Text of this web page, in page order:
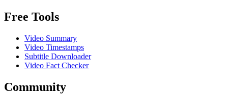
Free Tools
Video Summary
Video Timestamps
Subtitle Downloader
Video Fact Checker
Community